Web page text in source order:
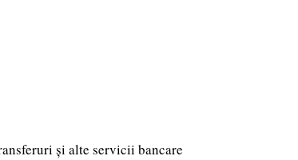
și alte servicii bancare